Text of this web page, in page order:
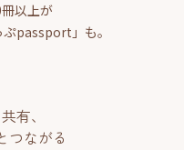
以上が
passport」も。
有、
つながる